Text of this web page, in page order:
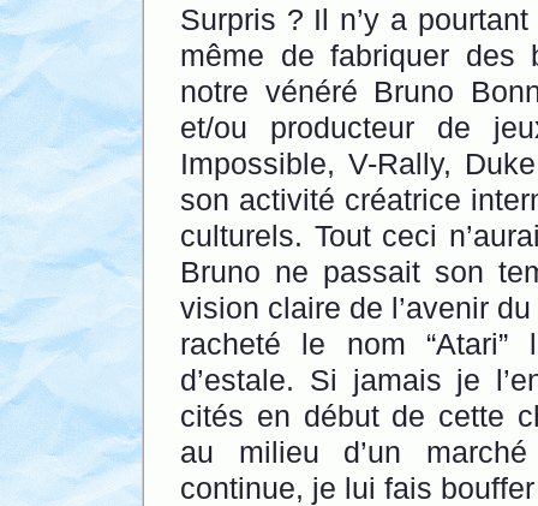
Surpris ? Il n’y a
même de fabriquer des
notre vénéré Bruno
et/ou producteur de
Impossible, V-Rally,
son activité créatrice
culturels. Tout ceci
Bruno ne passait son
vision claire de l’avenir
racheté le nom
d’estale. Si jamais je
cités en début de cette
au milieu d’un
continue, je lui fais